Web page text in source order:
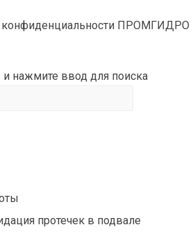
конфиденциальности ПРОМГИДРО
и нажмите ввод для поиска
протечек в подвале